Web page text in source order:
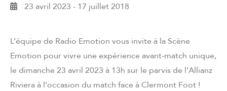
23 avril 2023 - 17 juillet 2018
L’équipe de Radio Emotion vous invite à la Scène
Emotion pour vivre une expérience avant-match unique,
le dimanche 23 avril 2023 à 13h sur le parvis de l’Allianz
Riviera à l’occasion du match face à Clermont Foot !